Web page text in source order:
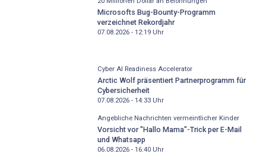
Microsofts Bug-Bounty-Programm
verzeichnet Rekordjahr
07.08.2026 - 12:19Uhr
Cyber AI Readiness Accelerator
Arctic Wolf präsentiert Partnerprogramm für
Cybersicherheit
07.08.2026 - 14:33Uhr
Angebliche Nachrichten vermeintlicher Kinder
Vorsicht vor "Hallo Mama"-Trick per E-Mail
und Whatsapp
06.08.2026 - 16:40Uhr